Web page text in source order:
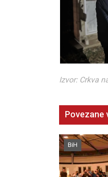
Izvor: Crkva
Povezane
BiH
Kad se